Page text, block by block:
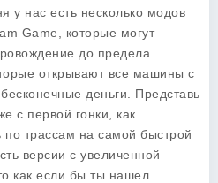
у нас есть несколько модов
Game , которые могут
до предела.
открывают все машины с
деньги. Представь
с первой гонки, как
трассам на самой быстрой
версии с увеличенной
как если бы ты нашел